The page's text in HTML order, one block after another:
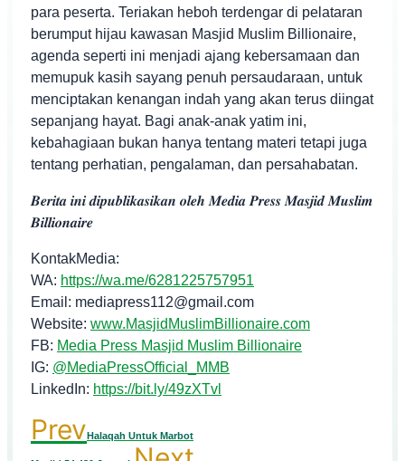
para peserta. Teriakan heboh terdengar di pelataran
berumput hijau kawasan Masjid Muslim Billionaire,
agenda seperti ini menjadi ajang kebersamaan dan
memupuk kasih sayang penuh persaudaraan, untuk
menciptakan kenangan indah yang akan terus diingat
sepanjang hayat. Bagi anak-anak yatim ini,
kebahagiaan bukan hanya tentang materi tetapi juga
tentang perhatian, pengalaman, dan persahabatan.
𝑩𝒆𝒓𝒊𝒕𝒂 𝒊𝒏𝒊 𝒅𝒊𝒑𝒖𝒃𝒍𝒊𝒌𝒂𝒔𝒊𝒌𝒂𝒏 𝒐𝒍𝒆𝒉 𝑴𝒆𝒅𝒊𝒂 𝑷𝒓𝒆𝒔𝒔 𝑴𝒂𝒔𝒋𝒊𝒅 𝑴𝒖𝒔𝒍𝒊𝒎
𝑩𝒊𝒍𝒍𝒊𝒐𝒏𝒂𝒊𝒓𝒆
KontakMedia:
WA: https://wa.me/6281225757951
Email: mediapress112@gmail.com
Website: www.MasjidMuslimBillionaire.com
FB: Media Press Masjid Muslim Billionaire
IG: @MediaPressOfficial_MMB
LinkedIn: https://bit.ly/49zXTvl
PrevHalaqah Untuk Marbot